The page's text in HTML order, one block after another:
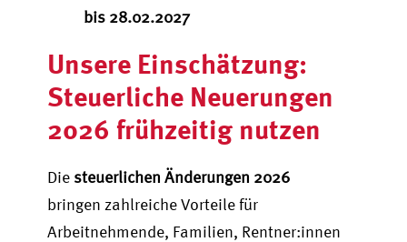
bis 28.02.2027
Unsere Einschätzung:
Steuerliche Neuerungen
2026 frühzeitig nutzen
Die steuerlichen Änderungen 2026
bringen zahlreiche Vorteile für
Arbeitnehmende, Familien, Rentner:innen